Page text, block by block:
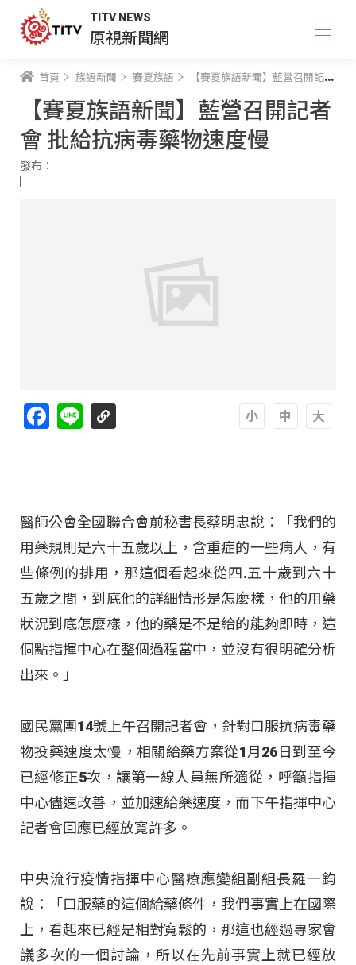
TITV NEWS
原視新聞網
首頁 族語新聞 賽夏族語 【賽夏族語新聞】藍營召開記者會 批給抗病毒藥物速度慢
【賽夏族語新聞】藍營召開記者
會 批給抗病毒藥物速度慢
發布：
Facebook
Line
醫師公會全國聯合會前秘書長蔡明忠說：「我們的
用藥規則是六十五歲以上，含重症的一些病人，有
些條例的排用，那這個看起來從四.五十歲到六十
五歲之間，到底他的詳細情形是怎麼樣，他的用藥
狀況到底怎麼樣，他的藥是不是給的能夠即時，這
個點指揮中心在整個過程當中，並沒有很明確分析
出來。」
國民黨團14號上午召開記者會，針對口服抗病毒藥
物投藥速度太慢，相關給藥方案從1月26日到至今
已經修正5次，讓第一線人員無所適從，呼籲指揮
中心儘速改善，並加速給藥速度，而下午指揮中心
記者會回應已經放寬許多。
中央流行疫情指揮中心醫療應變組副組長羅一鈞
說：「口服藥的這個給藥條件，我們事實上在國際
上，看起來已經是相對寬鬆的，那這也經過專家會
議多次的一個討論，所以在先前事實上就已經放